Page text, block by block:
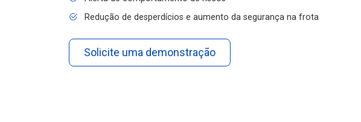
Redução de desperdícios e aumento da segurança na frota
Solicite uma demonstração